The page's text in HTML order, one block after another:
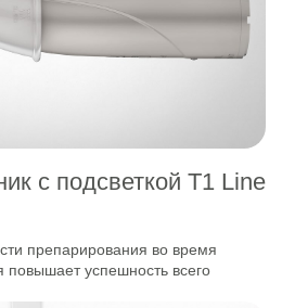
с подсветкой T1 Line
препарирования во время
повышает успешность всего